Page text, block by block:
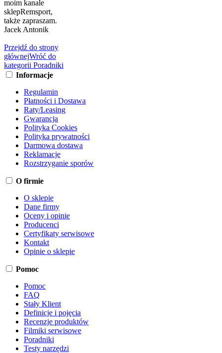
moim kanale
sklepRemsport,
także zapraszam.
Jacek Antonik
Przejdź do strony
głównejWróć do
kategorii Poradniki
Informacje
Regulamin
Płatności i Dostawa
Raty/Leasing
Gwarancja
Polityka Cookies
Polityka prywatności
Darmowa dostawa
Reklamacje
Rozstrzyganie sporów
O firmie
O sklepie
Dane firmy
Oceny i opinie
Producenci
Certyfikaty serwisowe
Kontakt
Opinie o sklepie
Pomoc
Pomoc
FAQ
Stały Klient
Definicje i pojęcia
Recenzje produktów
Filmiki serwisowe
Poradniki
Testy narzędzi